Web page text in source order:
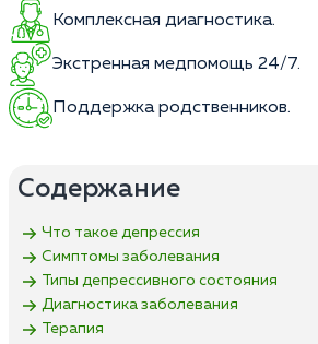
Комплексная диагностика.
Экстренная медпомощь 24/7.
Поддержка родственников.
Содержание
Что такое депрессия
Симптомы заболевания
Типы депрессивного состояния
Диагностика заболевания
Терапия